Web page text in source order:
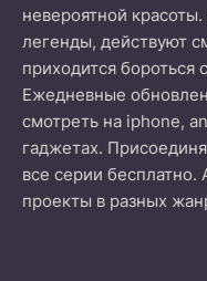
невероятной
легенды, действуют
приходится бороться
Ежедневные
смотреть на iphone,
гаджетах.
все серии бесплатно.
проекты в разных